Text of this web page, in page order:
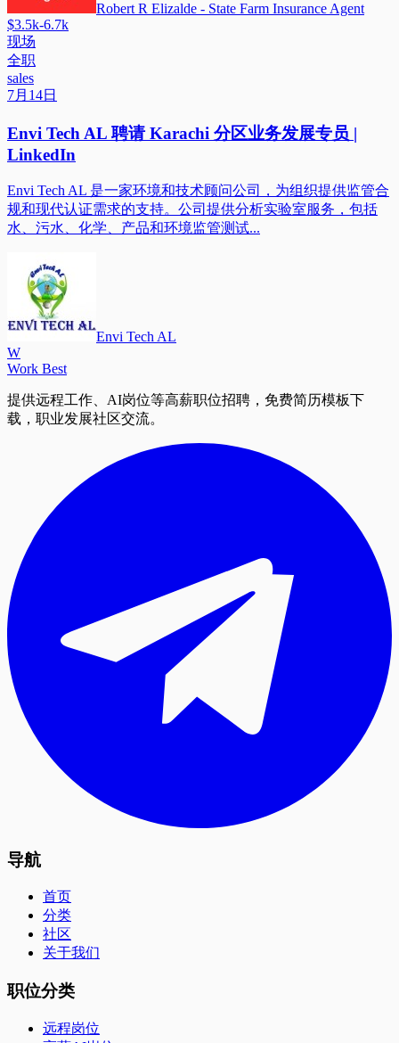
Robert R Elizalde - State Farm Insurance Agent
$3.5k-6.7k
现场
全职
sales
7月14日
Envi Tech AL 聘请 Karachi 分区业务发展专员 |
LinkedIn
Envi Tech AL 是一家环境和技术顾问公司，为组织提供监管合
规和现代认证需求的支持。公司提供分析实验室服务，包括
水、污水、化学、产品和环境监管测试...
Envi Tech AL
W
Work Best
提供远程工作、AI岗位等高薪职位招聘，免费简历模板下
载，职业发展社区交流。
导航
首页
分类
社区
关于我们
职位分类
远程岗位